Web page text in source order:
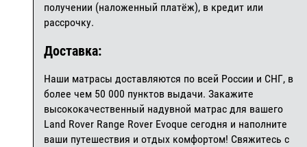
получении (наложенный платёж), в кредит или
рассрочку.
Доставка:
Наши матрасы доставляются по всей России и СНГ, в
более чем 50 000 пунктов выдачи. Закажите
высококачественный надувной матрас для вашего
Land Rover Range Rover Evoque сегодня и наполните
ваши путешествия и отдых комфортом! Свяжитесь с